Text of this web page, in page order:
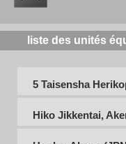
liste des unités
5 Taisensha
Hiko Jikkentai,